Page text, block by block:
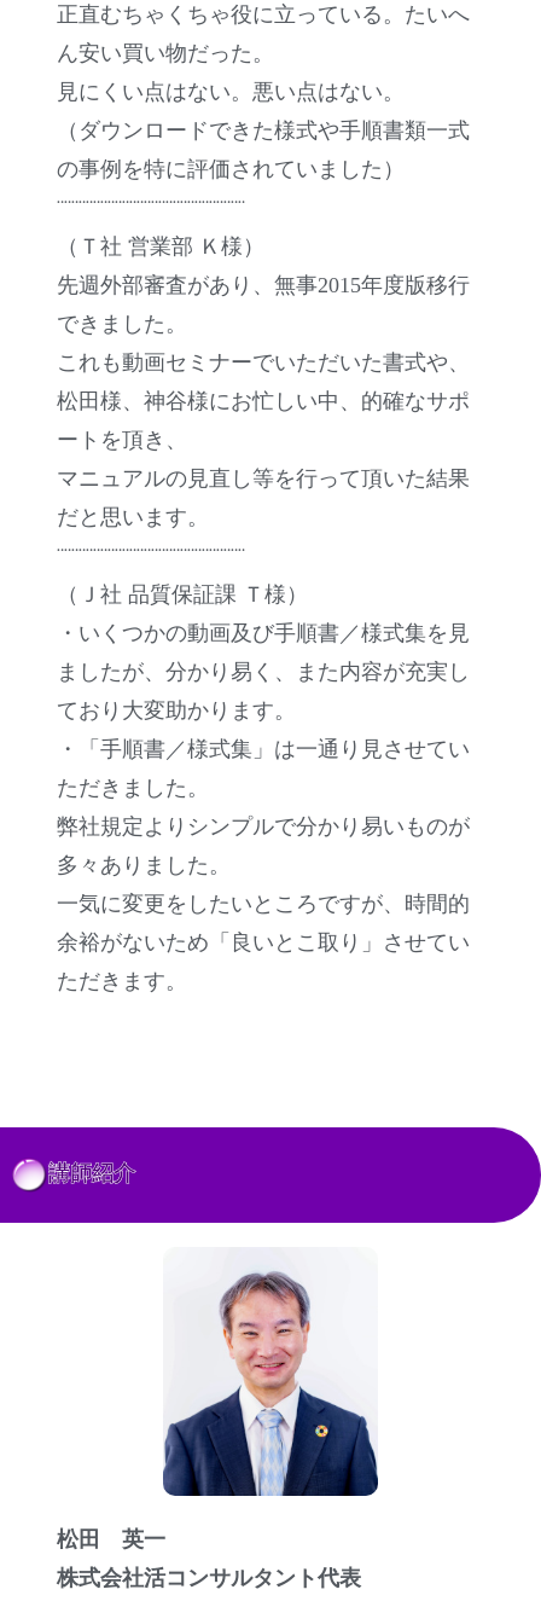
正直むちゃくちゃ役に立っている。たいへ
ん安い買い物だった。
見にくい点はない。悪い点はない。
（ダウンロードできた様式や手順書類一式
の事例を特に評価されていました）
¨¨¨¨¨¨¨¨¨¨¨¨¨¨¨¨¨¨¨¨¨¨¨¨¨¨
（Ｔ社 営業部 Ｋ様）
先週外部審査があり、無事2015年度版移行
できました。
これも動画セミナーでいただいた書式や、
松田様、神谷様にお忙しい中、的確なサポ
ートを頂き、
マニュアルの見直し等を行って頂いた結果
だと思います。
¨¨¨¨¨¨¨¨¨¨¨¨¨¨¨¨¨¨¨¨¨¨¨¨¨¨
（Ｊ社 品質保証課 Ｔ様）
・いくつかの動画及び手順書／様式集を見
ましたが、分かり易く、また内容が充実し
ており大変助かります。
・「手順書／様式集」は一通り見させてい
ただきました。
弊社規定よりシンプルで分かり易いものが
多々ありました。
一気に変更をしたいところですが、時間的
余裕がないため「良いとこ取り」させてい
ただきます。
講師紹介
松田 英一
株式会社活コンサルタント代表